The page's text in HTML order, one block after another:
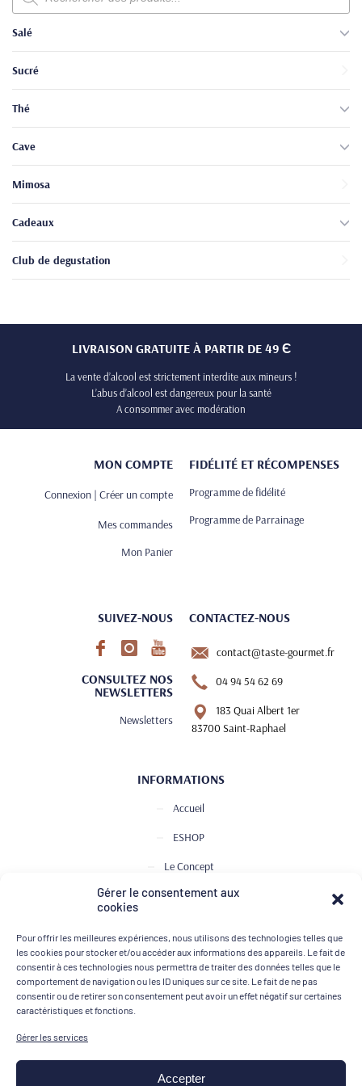
Gérer le consentement aux
cookies
Pour offrir les meilleures expériences, nous utilisons des technologies telles que
les cookies pour stocker et/ou accéder aux informations des appareils. Le fait de
consentir à ces technologies nous permettra de traiter des données telles que le
comportement de navigation ou les ID uniques sur ce site. Le fait de ne pas
consentir ou de retirer son consentement peut avoir un effet négatif sur certaines
caractéristiques et fonctions.
Gérer les services
Accepter
produits
Salé
Sucré
Thé
Cave
Mimosa
Cadeaux
Club de degustation
LIVRAISON GRATUITE À PARTIR DE 49 Є
La vente d’alcool est strictement interdite aux mineurs !
L’abus d’alcool est dangereux pour la santé
A consommer avec modération
MON COMPTE
Connexion | Créer un compte
Mes commandes
Mon Panier
FIDÉLITÉ ET RÉCOMPENSES
Programme de fidélité
Programme de Parrainage
SUIVEZ-NOUS
CONSULTEZ NOS
NEWSLETTERS
Newsletters
CONTACTEZ-NOUS
contact@taste-gourmet.fr
04 94 54 62 69
183 Quai Albert 1er
83700 Saint-Raphael
INFORMATIONS
Accueil
ESHOP
Le Concept
Club de Dégustation
Contact
MOYENS DE PAIEMENT